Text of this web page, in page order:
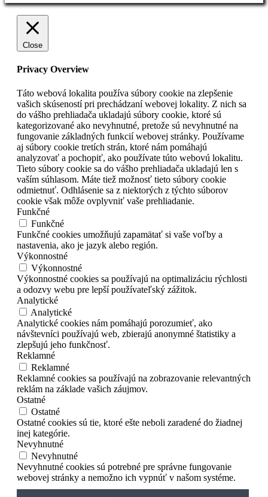
Close
Privacy Overview
Táto webová lokalita používa súbory cookie na zlepšenie
vašich skúseností pri prechádzaní webovej lokality. Z nich sa
do vášho prehliadača ukladajú súbory cookie, ktoré sú
kategorizované ako nevyhnutné, pretože sú nevyhnutné na
fungovanie základných funkcií webovej stránky. Používame
aj súbory cookie tretích strán, ktoré nám pomáhajú
analyzovať a pochopiť, ako používate túto webovú lokalitu.
Tieto súbory cookie sa do vášho prehliadača ukladajú len s
vaším súhlasom. Máte tiež možnosť tieto súbory cookie
odmietnuť. Odhlásenie sa z niektorých z týchto súborov
cookie však môže ovplyvniť vaše prehliadanie.
Funkčné
Funkčné
Funkčné cookies umožňujú zapamätať si vaše voľby a
nastavenia, ako je jazyk alebo región.
Výkonnostné
Výkonnostné
Výkonnostné cookies sa používajú na optimalizáciu rýchlosti
a odozvy webu pre lepší používateľský zážitok.
Analytické
Analytické
Analytické cookies nám pomáhajú porozumieť, ako
návštevníci používajú web, zbierajú anonymné štatistiky a
zlepšujú jeho funkčnosť.
Reklamné
Reklamné
Reklamné cookies sa používajú na zobrazovanie relevantných
reklám na základe vašich záujmov.
Ostatné
Ostatné
Ostatné cookies sú tie, ktoré ešte neboli zaradené do žiadnej
inej kategórie.
Nevyhnutné
Nevyhnutné
Nevyhnutné cookies sú potrebné pre správne fungovanie
webovej stránky a nemožno ich vypnúť v našom systéme.